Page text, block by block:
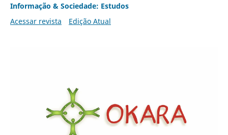
Informação & Sociedade: Estudos
Acessar revista
Edição Atual